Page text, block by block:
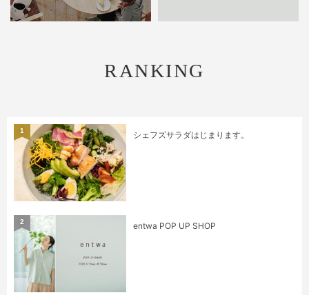
RANKING
シェフズサラダはじまります。
1
entwa POP UP SHOP
2